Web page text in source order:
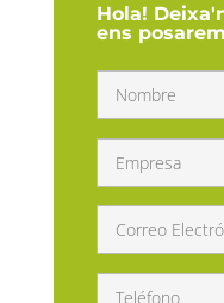
Hola!
ens